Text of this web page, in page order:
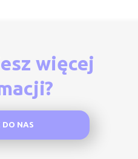
więcej
DO NAS